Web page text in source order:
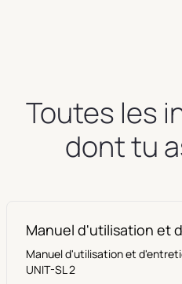
Toutes les
dont tu
Manuel d'utilisation et
Manuel d'utilisation et
UNIT-SL 2